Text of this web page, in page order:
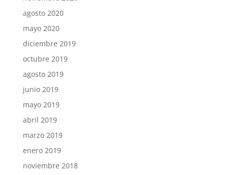
agosto 2020
mayo 2020
diciembre 2019
octubre 2019
agosto 2019
junio 2019
mayo 2019
abril 2019
marzo 2019
enero 2019
noviembre 2018